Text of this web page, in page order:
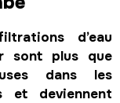
d’eau
sont plus que
dans les
et deviennent